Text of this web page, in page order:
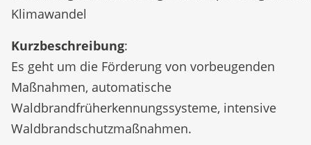
Klimawandel
Kurzbeschreibung:
Es geht um die Förderung von vorbeugenden
Maßnahmen, automatische
Waldbrandfrüherkennungssysteme, intensive
Waldbrandschutzmaßnahmen.